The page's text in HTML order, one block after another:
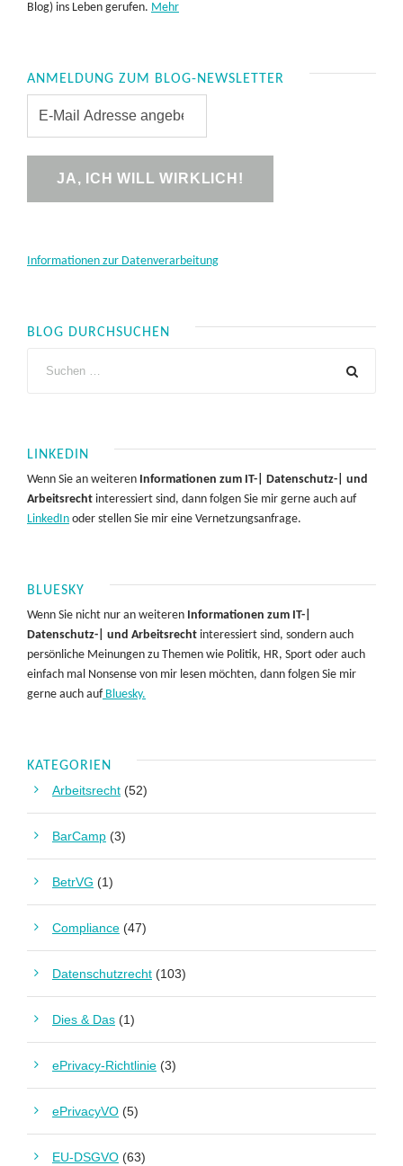
Blog) ins Leben gerufen. Mehr
ANMELDUNG ZUM BLOG-NEWSLETTER
Informationen zur Datenverarbeitung
BLOG DURCHSUCHEN
LINKEDIN
Wenn Sie an weiteren Informationen zum IT-| Datenschutz-| und
Arbeitsrecht interessiert sind, dann folgen Sie mir gerne auch auf
LinkedIn oder stellen Sie mir eine Vernetzungsanfrage.
BLUESKY
Wenn Sie nicht nur an weiteren Informationen zum IT-|
Datenschutz-| und Arbeitsrecht interessiert sind, sondern auch
persönliche Meinungen zu Themen wie Politik, HR, Sport oder auch
einfach mal Nonsense von mir lesen möchten, dann folgen Sie mir
gerne auch aufBluesky.
KATEGORIEN
Arbeitsrecht (52)
BarCamp (3)
BetrVG (1)
Compliance (47)
Datenschutzrecht (103)
Dies & Das (1)
ePrivacy-Richtlinie (3)
ePrivacyVO (5)
EU-DSGVO (63)